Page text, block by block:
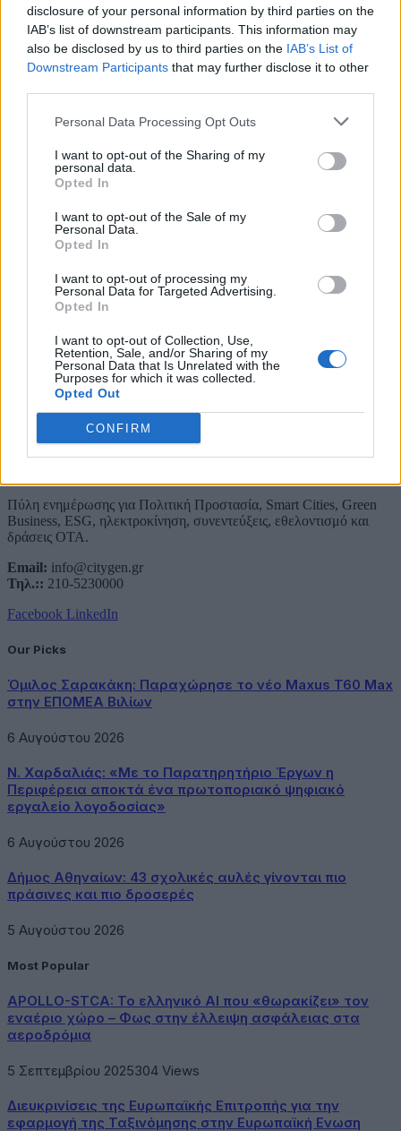
disclosure of your personal information by third parties on the
IAB’s list of downstream participants. This information may
also be disclosed by us to third parties on the IAB’s List of
Downstream Participants that may further disclose it to other
Personal Data Processing Opt Outs
I want to opt-out of the Sharing of my
personal data.
Opted In
I want to opt-out of the Sale of my
Personal Data.
Opted In
I want to opt-out of processing my
Personal Data for Targeted Advertising.
Opted In
I want to opt-out of Collection, Use,
Retention, Sale, and/or Sharing of my
Personal Data that Is Unrelated with the
Purposes for which it was collected.
Opted Out
CONFIRM
5 Αυγούστου 2026
Η FARIA Renewables προχώρησε στην ηλεκτροδότηση
του αιολικού πάρκου Faria Αίολος Λάρυμνα
ΥΠΕΝ: Διευρύνεται ο κατάλογος των
Προστατευόμενων Τοπίων σε 12
Newsletter Citygen.gr
Προστασίας, του ESG, του Green Business και των ΟΤΑ
Συμφωνώ με την Πολιτική Δεδομένων
About Us
Πύλη ενημέρωσης για Πολιτική Προστασία, Smart Cities, Green
Business, ESG, ηλεκτροκίνηση, συνεντεύξεις, εθελοντισμό και
δράσεις ΟΤΑ.
Email: info@citygen.gr
Τηλ.:: 210-5230000
Facebook LinkedIn
Our Picks
Όμιλος Σαρακάκη: Παραχώρησε το νέο Maxus T60 Max
στην ΕΠΟΜΕΑ Βιλίων
6 Αυγούστου 2026
Ν. Χαρδαλιάς: «Με το Παρατηρητήριο Έργων η
Περιφέρεια αποκτά ένα πρωτοποριακό ψηφιακό
εργαλείο λογοδοσίας»
6 Αυγούστου 2026
Δήμος Αθηναίων: 43 σχολικές αυλές γίνονται πιο
πράσινες και πιο δροσερές
5 Αυγούστου 2026
Most Popular
APOLLO-STCA: Το ελληνικό AI που «θωρακίζει» τον
εναέριο χώρο – Φως στην έλλειψη ασφάλειας στα
αεροδρόμια
5 Σεπτεμβρίου 2025304 Views
Διευκρινίσεις της Ευρωπαϊκής Επιτροπής για την
εφαρμογή της Ταξινόμησης στην Ευρωπαϊκή Ενωση